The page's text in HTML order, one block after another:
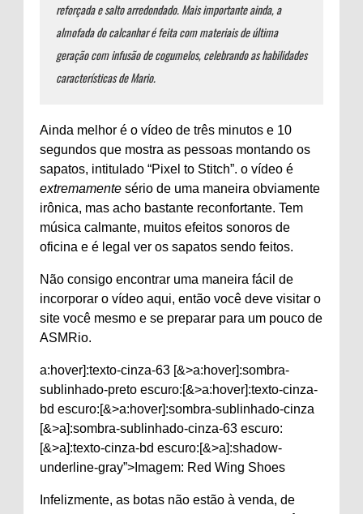
reforçada e salto arredondado. Mais importante ainda, a
almofada do calcanhar é feita com materiais de última
geração com infusão de cogumelos, celebrando as habilidades
características de Mario.
Ainda melhor é o vídeo de três minutos e 10
segundos que mostra as pessoas montando os
sapatos, intitulado “Pixel to Stitch”. o vídeo é
extremamente sério de uma maneira obviamente
irônica, mas acho bastante reconfortante. Tem
música calmante, muitos efeitos sonoros de
oficina e é legal ver os sapatos sendo feitos.
Não consigo encontrar uma maneira fácil de
incorporar o vídeo aqui, então você deve visitar o
site você mesmo e se preparar para um pouco de
ASMRio.
a:hover]:texto-cinza-63 [&>a:hover]:sombra-
sublinhado-preto escuro:[&>a:hover]:texto-cinza-
bd escuro:[&>a:hover]:sombra-sublinhado-cinza
[&>a]:sombra-sublinhado-cinza-63 escuro:
[&>a]:texto-cinza-bd escuro:[&>a]:shadow-
underline-gray”>Imagem: Red Wing Shoes
Infelizmente, as botas não estão à venda, de